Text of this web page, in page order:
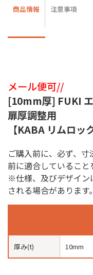
商品情報 注意事項
メール便可//
[10mm厚] FUKI
扉厚調整用
【KABA リムロッ
ご購入前に、必ず、
前に適合していること
※仕様、及びデザイン
される場合があります
厚み(t) 10mm